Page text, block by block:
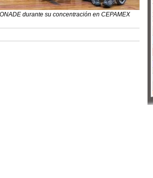
durante su concentración en CEPAMEX